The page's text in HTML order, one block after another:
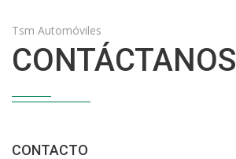
Tsm Automóviles
CONTÁCTANOS
CONTACTO